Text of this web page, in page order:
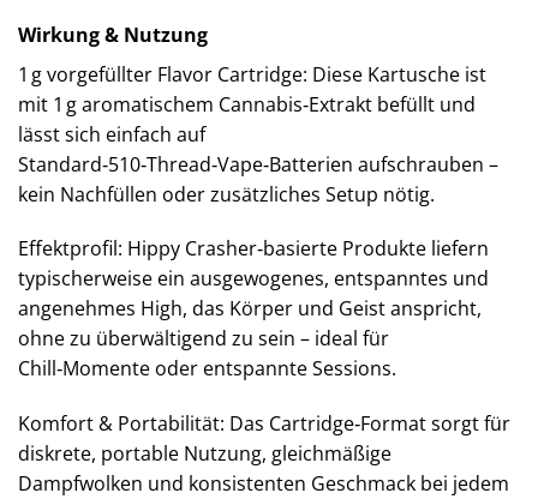
Wirkung & Nutzung
1 g vorgefüllter Flavor Cartridge: Diese Kartusche ist
mit 1 g aromatischem Cannabis‑Extrakt befüllt und
lässt sich einfach auf
Standard‑510‑Thread‑Vape‑Batterien aufschrauben –
kein Nachfüllen oder zusätzliches Setup nötig.
Effektprofil: Hippy Crasher‑basierte Produkte liefern
typischerweise ein ausgewogenes, entspanntes und
angenehmes High, das Körper und Geist anspricht,
ohne zu überwältigend zu sein – ideal für
Chill‑Momente oder entspannte Sessions.
Komfort & Portabilität: Das Cartridge‑Format sorgt für
diskrete, portable Nutzung, gleichmäßige
Dampfwolken und konsistenten Geschmack bei jedem